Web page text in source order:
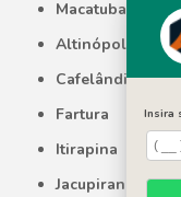
Macatuba
Altinópolis
Cafelândia
Fartura
Itirapina
Jacupiranga
Insira